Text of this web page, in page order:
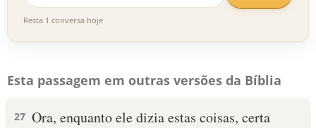
Resta 1 conversa hoje
Esta passagem em outras versões da Bíblia
27 Ora, enquanto ele dizia estas coisas, certa